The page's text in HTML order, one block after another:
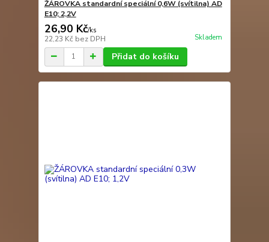
ŽÁROVKA standardní speciální 0,6W (svítilna) AD
E10; 2,2V
26,90 Kč/ks
22,23 Kč bez DPH Skladem
Přidat do košíku